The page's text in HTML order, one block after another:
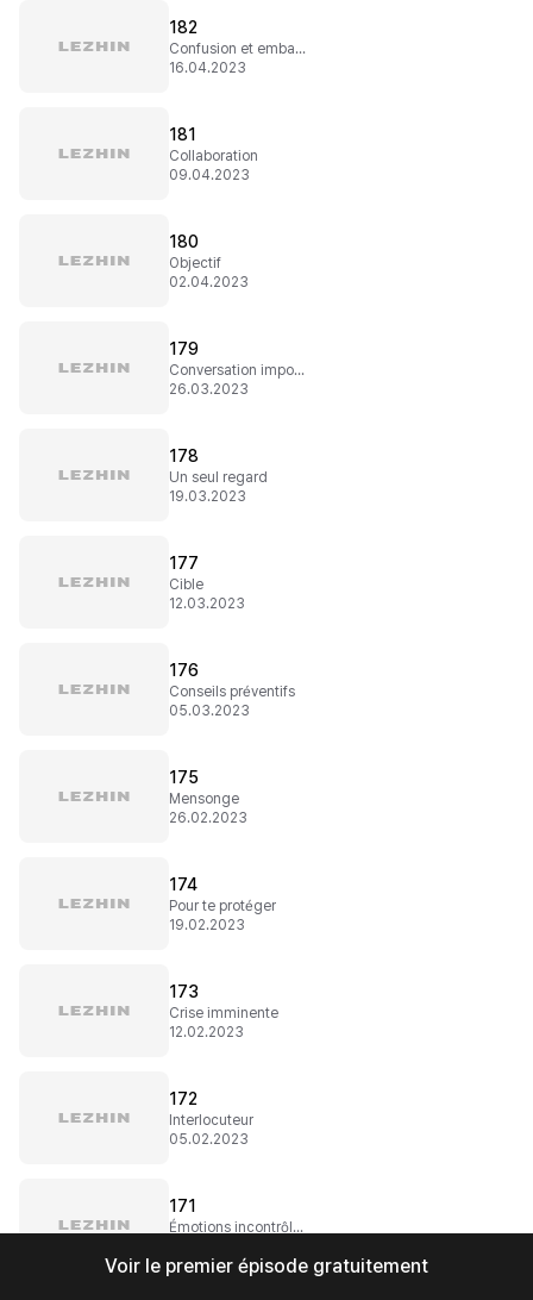
182
Confusion et embarras
16.04.2023
181
Collaboration
09.04.2023
180
Objectif
02.04.2023
179
Conversation importante
26.03.2023
178
Un seul regard
19.03.2023
177
Cible
12.03.2023
176
Conseils préventifs
05.03.2023
175
Mensonge
26.02.2023
174
Pour te protéger
19.02.2023
173
Crise imminente
12.02.2023
172
Interlocuteur
05.02.2023
171
Émotions incontrôlables
Voir le premier épisode gratuitement